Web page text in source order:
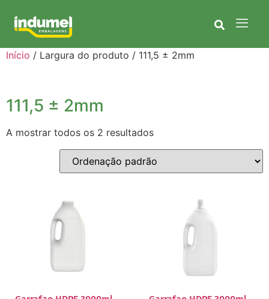
Início / Largura do produto / 111,5 ± 2mm
111,5 ± 2mm
A mostrar todos os 2 resultados